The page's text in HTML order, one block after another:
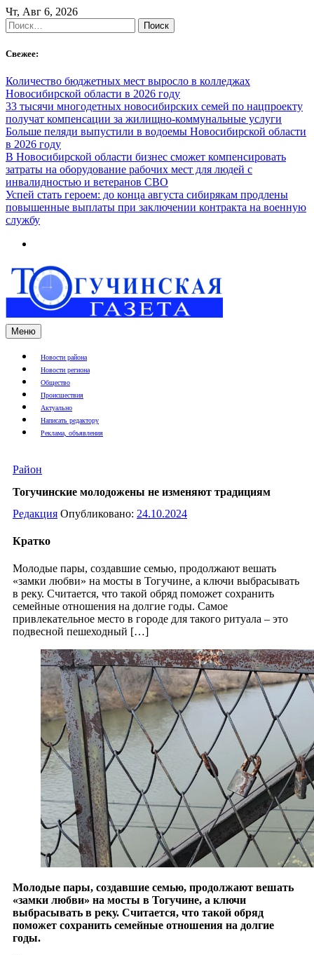
Skip
to
content
Чт, Авг 6, 2026
Найти:
Свежее:
Количество бюджетных мест выросло в колледжах
Новосибирской области в 2026 году
33 тысячи многодетных новосибирских семей по нацпроекту
получат компенсации за жилищно-коммунальные услуги
Больше пеляди выпустили в водоемы Новосибирской области
в 2026 году
В Новосибирской области бизнес сможет компенсировать
затраты на оборудование рабочих мест для людей с
инвалидностью и ветеранов СВО
Успей стать героем: до конца августа сибирякам продлены
повышенные выплаты при заключении контракта на военную
службу
Меню
Новости района
Новости региона
Общество
Происшествия
Актуально
Написать редактору
Реклама, объявления
Район
Тогучинские молодожены не изменяют традициям
Редакция Опубликовано: 24.10.2024
Кратко
Молодые пары, создавшие семью, продолжают вешать
«замки любви» на мосты в Тогучине, а ключи выбрасывать
в реку. Считается, что такой обряд поможет сохранить
семейные отношения на долгие годы. Самое
привлекательное место в городе для такого ритуала – это
подвесной пешеходный […]
Молодые пары, создавшие семью, продолжают вешать
«замки любви» на мосты в Тогучине, а ключи
выбрасывать в реку. Считается, что такой обряд
поможет сохранить семейные отношения на долгие
годы.